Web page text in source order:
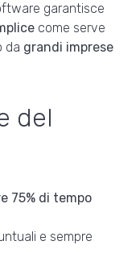
garantisce
come serve
da grandi imprese
del
75% di tempo
e sempre